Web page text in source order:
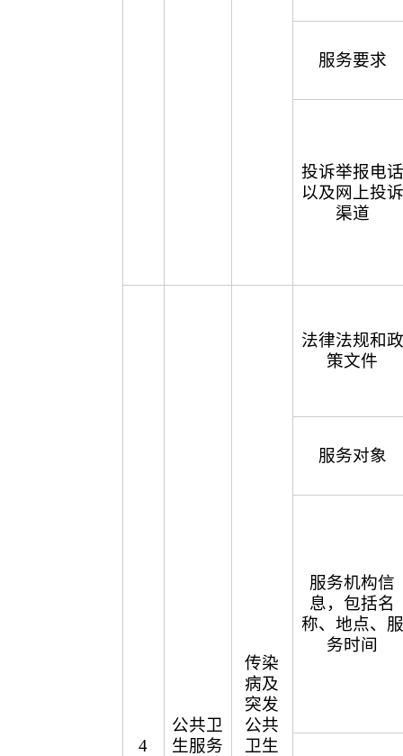
服务要求
投诉举报电话
以及网上投诉
渠道
4
公共卫
生服务
传染
病及
突发
公共
卫生
法律法规和政
策文件
服务对象
服务机构信
息，包括名
称、地点、服
务时间